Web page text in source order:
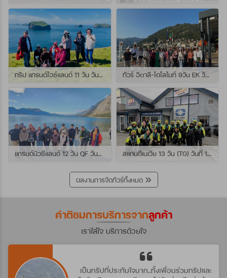
ทริป แกรนด์ไอซ์แลนด์ 11 วัน วันที่ 25 กรกฏาคม - 04 สิงหาคม 2569 เดินทางกับไกด์พี่เปิ้ล ทัวร์ อิตาลี-โดโลไมท์ 9วัน EK วันที่ 21 - 29 กรกฏาคม 2569 เดินทางกับไกด์พี่หนุ่ม
แกรนด์นิวซีแลนด์ 12 วัน QF วันที่ 22 กรกฎาคม - 3 สิงหาคม 2569 เดินทางกับไกด์พี่โจ้ สแกนดิเนเวีย 13 วัน (TG) วันที่ 10-22 กรกฏาคม 2569 เดินทางกับไกด์พี่เต้ย
ผลงานการจัดทัวร์ทั้งหมด
คำติชมการบริการจากลูกค้า
เราใส่ใจ บริการด้วยใจ
เป็นทริปที่ประทับใจมาก..ทั้งเพื่อนร่วมทริปและ